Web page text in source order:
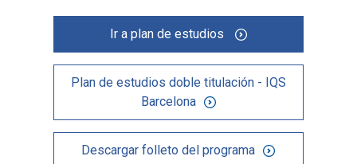
Ir a plan de estudios
Plan de estudios doble titulación - IQS
Barcelona
Descargar folleto del programa